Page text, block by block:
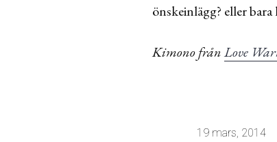
önskeinlägg? eller
Kimono frånLove
19 mars, 2014